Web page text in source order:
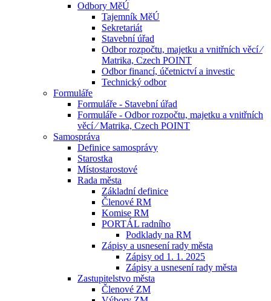
Odbory MěÚ
Tajemník MěÚ
Sekretariát
Stavební úřad
Odbor rozpočtu, majetku a vnitřních věcí ⁄
Matrika, Czech POINT
Odbor financí, účetnictví a investic
Technický odbor
Formuláře
Formuláře - Stavební úřad
Formuláře - Odbor rozpočtu, majetku a vnitřních
věcí ⁄ Matrika, Czech POINT
Samospráva
Definice samosprávy
Starostka
Místostarostové
Rada města
Základní definice
Členové RM
Komise RM
PORTÁL radního
Podklady na RM
Zápisy a usnesení rady města
Zápisy od 1. 1. 2025
Zápisy a usnesení rady města
Zastupitelstvo města
Členové ZM